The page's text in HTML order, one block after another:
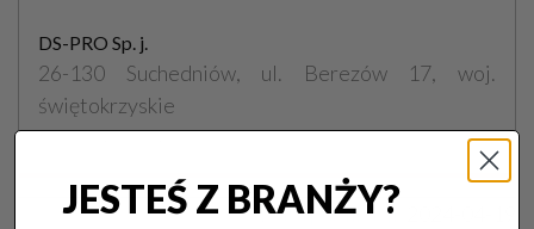
DS-PRO Sp. j.
26-130 Suchedniów, ul. Berezów 17, woj.
świętokrzyskie
tel. 724 238 438 ,
Data publikacji:
JESTEŚ Z BRANŻY?